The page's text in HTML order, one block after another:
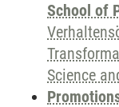
School of
Science